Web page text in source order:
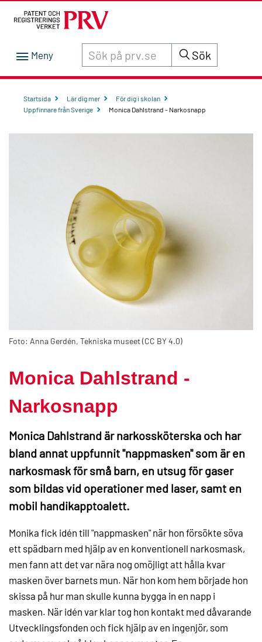
Sök innehåll på siten prv.se Sök
Startsida Lär dig mer
För dig i skolan
Uppfinnare från Sverige
Monica Dahlstrand - Narkosnapp
Foto: Anna Gerdén, Tekniska museet (CC BY 4.0)
Monica Dahlstrand -
Narkosnapp
Monica Dahlstrand är narkossköterska och har
bland annat uppfunnit "nappmasken" som är en
narkosmask för små barn, en utsug för gaser
som bildas vid operationer med laser, samt en
mobil handikapptoalett.
Monika fick idén till "nappmasken" när hon försökte söva
ett spädbarn med hjälp av en konventionell narkosmask,
men fann att det var nära nog omöjligt att hålla kvar
masken över barnets mun. När hon kom hem började hon
skissa på hur man skulle kunna bygga in en napp i
masken. När idén var klar tog hon kontakt med dåvarande
Utvecklingsfonden och fick hjälp av en ingenjör, som